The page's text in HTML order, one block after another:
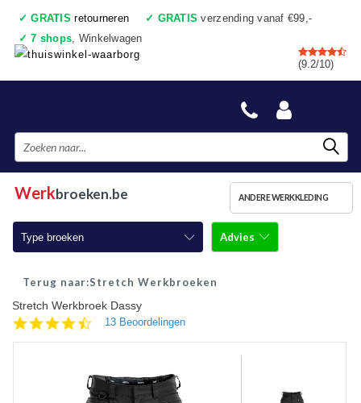
✓ GRATIS retourneren ✓ GRATIS verzending vanaf €99,-
✓ 7 shops, Winkelwagen
✓Voor 17:00 uur besteld, vandaag verzonden
✓Achteraf betalen ✓Ook een échte winkel
(9.2/10)
Werkbroeken.be ANDERE WERKKLEDING
Type broeken
Werkbroeken
Werkbroeken met kniestukken
Werkjeans
Korte Werkbroeken
Advies
Stretch Werkbroeken
Stretch Werkbroek Dassy
4.513 Beoordelingen